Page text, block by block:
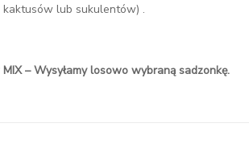
lub sukulentów) .
– Wysyłamy losowo wybraną sadzonkę.